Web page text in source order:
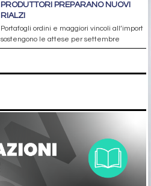
PRODUTTORI PREPARANO NUOVI
RIALZI
Portafogli ordini e maggiori vincoli all’import
sostengono le attese per settembre